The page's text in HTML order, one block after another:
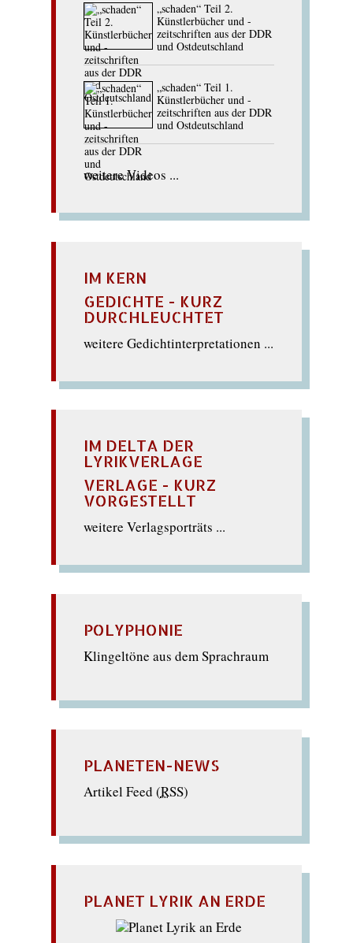
„schaden“ Teil 2.
Künstlerbücher und -
zeitschriften aus der DDR
und Ostdeutschland
„schaden“ Teil 1.
Künstlerbücher und -
zeitschriften aus der DDR
und Ostdeutschland
weitere Videos ...
IM KERN
GEDICHTE - KURZ
DURCHLEUCHTET
weitere Gedichtinterpretationen ...
IM DELTA DER
LYRIKVERLAGE
VERLAGE - KURZ
VORGESTELLT
weitere Verlagsporträts ...
POLYPHONIE
Klingeltöne aus dem Sprachraum
PLANETEN-NEWS
Artikel Feed (RSS)
PLANET LYRIK AN ERDE